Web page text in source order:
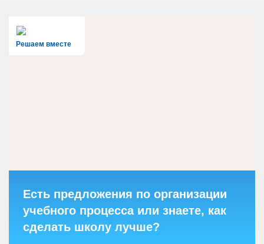
Решаем вместе
Есть предложения по организации
учебного процесса или знаете, как
сделать школу лучше?